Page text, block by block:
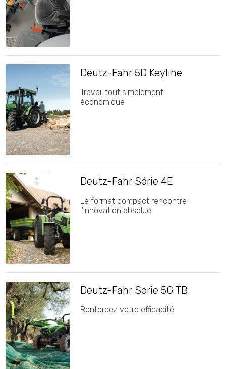
Deutz-Fahr 5D Keyline
Travail tout simplement
économique
Deutz-Fahr Série 4E
Le format compact rencontre
l'innovation absolue.
Deutz-Fahr Serie 5G TB
Renforcez votre efficacité